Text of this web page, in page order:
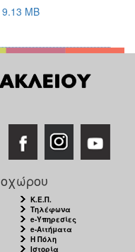
MB
Κ.Ε.Π.
Τηλέφωνα
e-Υπηρεσίες
e-Αιτήματα
Η Πόλη
Ιστορία